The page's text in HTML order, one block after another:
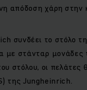
απόδοση χάρη στην
συνδέει το στόλο
με στάνταρ μονάδες
στόλου, οι
της Jungheinrich.